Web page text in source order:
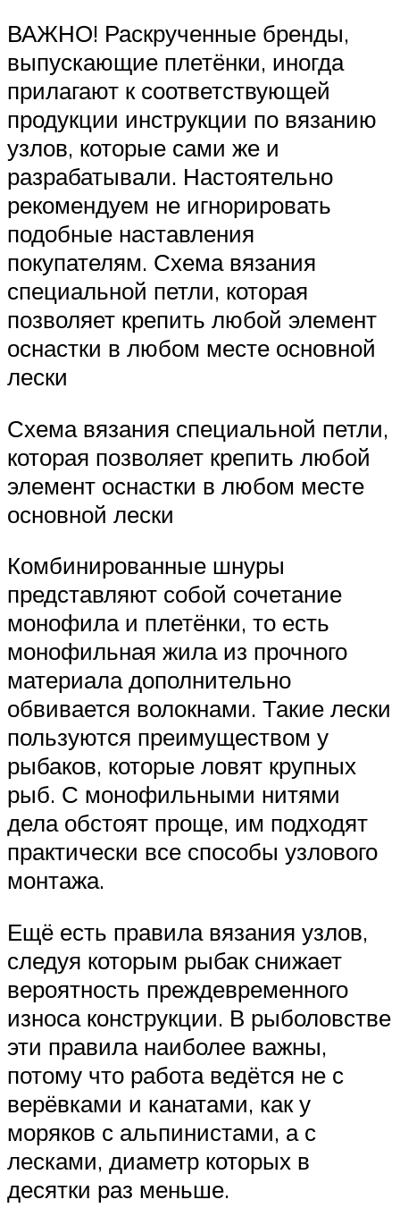
ВАЖНО! Раскрученные бренды,
выпускающие плетёнки, иногда
прилагают к соответствующей
продукции инструкции по вязанию
узлов, которые сами же и
разрабатывали. Настоятельно
рекомендуем не игнорировать
подобные наставления
покупателям. Схема вязания
специальной петли, которая
позволяет крепить любой элемент
оснастки в любом месте основной
лески
Схема вязания специальной петли,
которая позволяет крепить любой
элемент оснастки в любом месте
основной лески
Комбинированные шнуры
представляют собой сочетание
монофила и плетёнки, то есть
монофильная жила из прочного
материала дополнительно
обвивается волокнами. Такие лески
пользуются преимуществом у
рыбаков, которые ловят крупных
рыб. С монофильными нитями
дела обстоят проще, им подходят
практически все способы узлового
монтажа.
Ещё есть правила вязания узлов,
следуя которым рыбак снижает
вероятность преждевременного
износа конструкции. В рыболовстве
эти правила наиболее важны,
потому что работа ведётся не с
верёвками и канатами, как у
моряков с альпинистами, а с
лесками, диаметр которых в
десятки раз меньше.